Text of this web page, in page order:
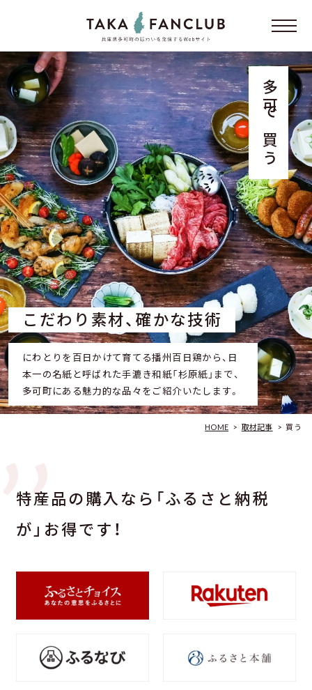
多可で買う
こだわり素材、確かな技術
にわとりを百日かけて育てる播州百日鶏から、日
本一の名紙と呼ばれた手漉き和紙「杉原紙」まで、
多可町にある魅力的な品々をご紹介いたします。
HOME > 取材記事 > 買う
特産品の購入なら 「ふるさと納税
が」お得です！